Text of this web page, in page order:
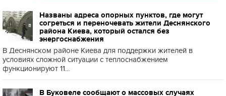
Названы адреса опорных пунктов, где могут
согреться и переночевать жители Деснянского
района Киева, который остался без
энергоснабжения
В Деснянском районе Киева для поддержки жителей в
условиях сложной ситуации с теплоснабжением
функционируют 11...
В Буковеле сообщают о массовых случаях